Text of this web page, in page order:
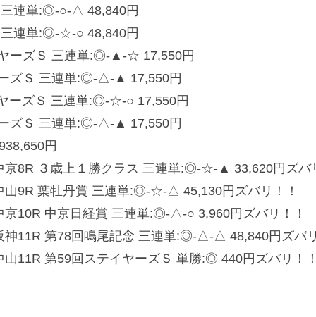
三連単:◎-○-△ 48,840円
三連単:◎-☆-○ 48,840円
ーズＳ 三連単:◎-▲-☆ 17,550円
ズＳ 三連単:◎-△-▲ 17,550円
ーズＳ 三連単:◎-☆-○ 17,550円
ズＳ 三連単:◎-△-▲ 17,550円
円
京8R ３歳上１勝クラス 三連単:◎-☆-▲ 33,620円ズバ
山9R 葉牡丹賞 三連単:◎-☆-△ 45,130円ズバリ！！
京10R 中京日経賞 三連単:◎-△-○ 3,960円ズバリ！！
神11R 第78回鳴尾記念 三連単:◎-△-△ 48,840円ズバ
11R 第59回ステイヤーズＳ 単勝:◎ 440円ズバリ！